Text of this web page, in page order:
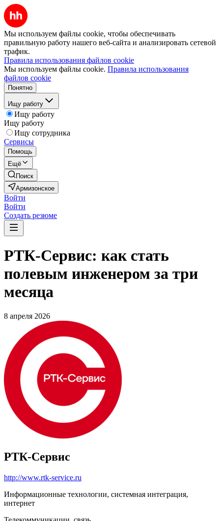
Мы используем файлы cookie, чтобы обеспечивать
правильную работу нашего веб-сайта и анализировать сетевой
трафик.
Правила использования файлов cookie
Мы используем файлы cookie. Правила использования
файлов cookie
Понятно
Ищу работу
Ищу работу
Ищу работу
Ищу сотрудника
Сервисы
Помощь
Ещё
Поиск
Армизонское
Войти
Войти
Создать резюме
РТК-Сервис: как стать
полевым инженером за три
месяца
8 апреля 2026
РТК-Сервис
http://www.rtk-service.ru
Информационные технологии, системная интеграция,
интернет